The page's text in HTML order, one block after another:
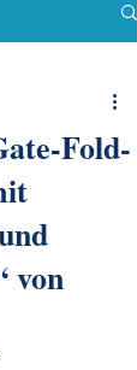
Fold-
von